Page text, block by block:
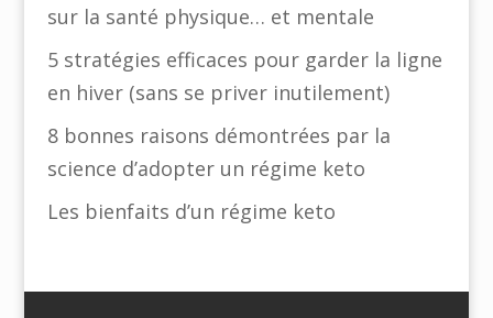
sur la santé physique… et mentale
5 stratégies efficaces pour garder la ligne
en hiver (sans se priver inutilement)
8 bonnes raisons démontrées par la
science d’adopter un régime keto
Les bienfaits d’un régime keto